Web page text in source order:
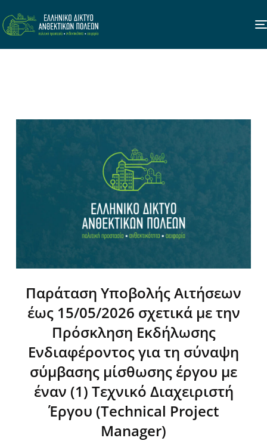
Παράταση Υποβολής Αιτήσεων
έως 15/05/2026 σχετικά με την
Πρόσκληση Εκδήλωσης
Ενδιαφέροντος για τη σύναψη
σύμβασης μίσθωσης έργου με
έναν (1) Τεχνικό Διαχειριστή
Έργου (Technical Project
Manager)